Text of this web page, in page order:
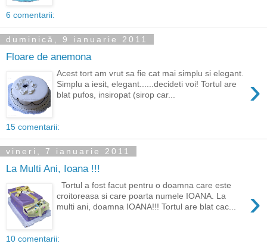
6 comentarii:
duminică, 9 ianuarie 2011
Floare de anemona
›
Acest tort am vrut sa fie cat mai simplu si elegant.
Simplu a iesit, elegant......decideti voi! Tortul are
blat pufos, insiropat (sirop car...
15 comentarii:
vineri, 7 ianuarie 2011
La Multi Ani, Ioana !!!
›
Tortul a fost facut pentru o doamna care este
croitoreasa si care poarta numele IOANA. La
multi ani, doamna IOANA!!! Tortul are blat cac...
10 comentarii: